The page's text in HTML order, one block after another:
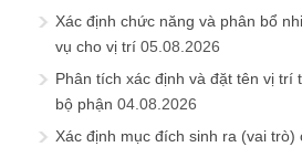
Xác định chức năng và phân bổ
vụ cho vị trí 05.08.2026
Phân tích xác định và đặt tên vị trí
bộ phận 04.08.2026
Xác định mục đích sinh ra (vai trò)